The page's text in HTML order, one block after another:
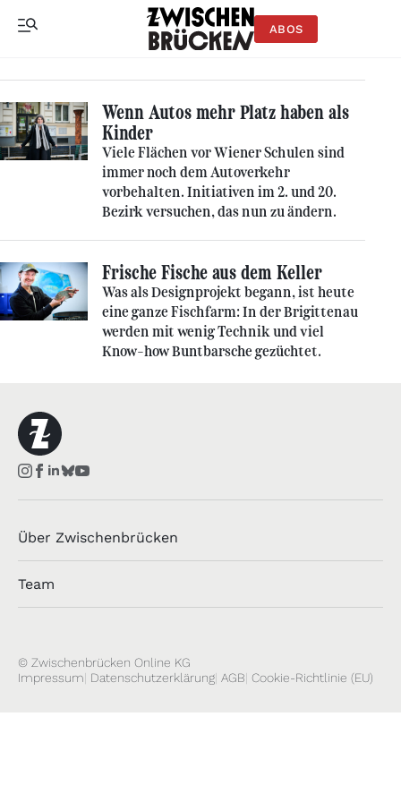
ABOS
Wenn Autos mehr Platz haben als
Kinder
Viele Flächen vor Wiener Schulen sind
immer noch dem Autoverkehr
vorbehalten. Initiativen im 2. und 20.
Bezirk versuchen, das nun zu ändern.
Frische Fische aus dem Keller
Was als Designprojekt begann, ist heute
eine ganze Fischfarm: In der Brigittenau
werden mit wenig Technik und viel
Know-how Buntbarsche gezüchtet.
Über Zwischenbrücken
Team
© Zwischenbrücken Online KG
Impressum Datenschutzerklärung AGB Cookie-Richtlinie (EU)